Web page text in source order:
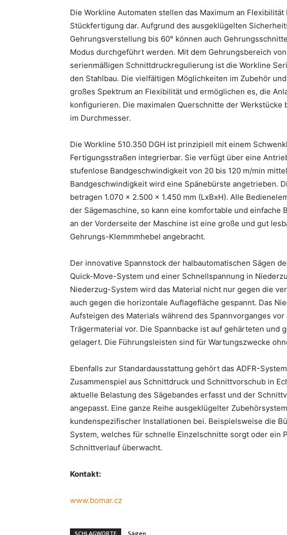
Die Workline Automaten stellen das Maximum an
Stückfertigung dar. Aufgrund des ausgeklügelten
Gehrungsverstellung bis 60° können auch
Modus durchgeführt werden. Mit dem Gehrungsbereich
serienmäßigen Schnittdruckregulierung ist die Workline
den Stahlbau. Die vielfältigen Möglichkeiten im Zubehör
großes Spektrum an Flexibilität und ermöglichen es, die
konfigurieren. Die maximalen Querschnitte der Werkstücke
im Durchmesser.
Die Workline 510.350 DGH ist prinzipiell mit einem
Fertigungsstraßen integrierbar. Sie verfügt über eine
stufenlose Bandgeschwindigkeit von 20 bis 120 m/min
Bandgeschwindigkeit wird eine Spänebürste angetrieben.
betragen 1.070 x 2.500 x 1.450 mm (LxBxH). Alle
der Sägemaschine, so kann eine komfortable und einfache
an der Vorderseite der Maschine ist eine große und gut
Gehrungs-Klemmmhebel angebracht.
Der innovative Spannstock der halbautomatischen Sägen
Quick-Move-System und einer Schnellspannung in
Niederzug-System wird das Material nicht nur gegen die
auch gegen die horizontale Auflagefläche gespannt. Das
Aufsteigen des Materials während des Spannvorganges
Trägermaterial vor. Die Spannbacke ist auf gehärteten und
gelagert. Die Führungsleisten sind für Wartungszwecke
Ebenfalls zur Standardausstattung gehört das ADFR-
Zusammenspiel aus Schnittdruck und Schnittvorschub in
aktuelle Belastung des Sägebandes erfasst und der
angepasst. Eine ganze Reihe ausgeklügelter
kundenspezifischer Installationen bei. Beispielsweise die
System, welches für schnelle Einzelschnitte sorgt oder ein
Schnittverlauf überwacht.
Kontakt:
www.bomar.cz
SCHLAGWORTE Sägen